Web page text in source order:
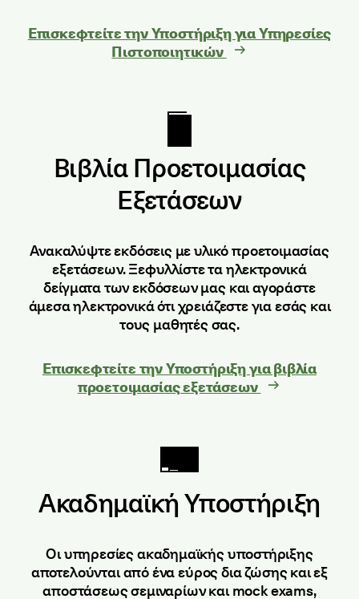
Επισκεφτείτε την Υποστήριξη για Υπηρεσίες
Πιστοποιητικών
Βιβλία Προετοιμασίας
Εξετάσεων
Ανακαλύψτε εκδόσεις με υλικό προετοιμασίας
εξετάσεων. Ξεφυλλίστε τα ηλεκτρονικά
δείγματα των εκδόσεων μας και αγοράστε
άμεσα ηλεκτρονικά ότι χρειάζεστε για εσάς και
τους μαθητές σας.
Επισκεφτείτε την Υποστήριξη για βιβλία
προετοιμασίας εξετάσεων
Ακαδημαϊκή Υποστήριξη
Οι υπηρεσίες ακαδημαϊκής υποστήριξης
αποτελούνται από ένα εύρος δια ζώσης και εξ
αποστάσεως σεμιναρίων και mock exams,